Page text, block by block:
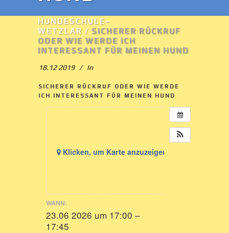
HUNDESCHULE-
WETZLAR / SICHERER RÜCKRUF
ODER WIE WERDE ICH
INTERESSANT FÜR MEINEN HUND
18.12 2019 In
SICHERER RÜCKRUF ODER WIE WERDE
ICH INTERESSANT FÜR MEINEN HUND
Klicken, um Karte anzuzeigen
WANN:
23.06 2026 um 17:00 –
17:45